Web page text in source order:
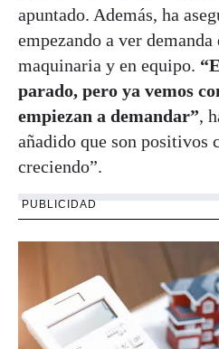
apuntado. Además, ha
empezando a ver
maquinaria y en equipo.
parado, pero ya vemos
empiezan a demandar”,
añadido que son positivos
creciendo”.
PUBLICIDAD